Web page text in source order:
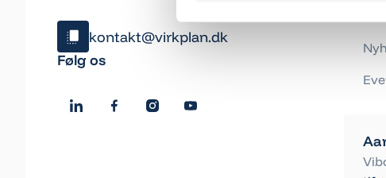
kontakt@virkplan.dk
Klik og kopiér email
Følg os